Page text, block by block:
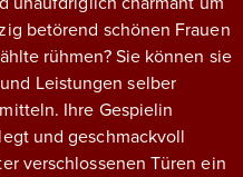
betörend schönen Frauen
rühmen? Sie können sie
Leistungen selber
Ihre Gespielin
und geschmackvoll
verschlossenen Türen ein